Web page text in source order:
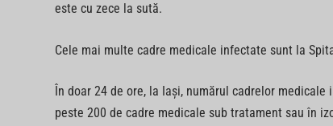
este cu zece la sută.
Cele mai multe cadre medicale infectate sunt la
În doar 24 de ore, la Iaşi, numărul cadrelor
peste 200 de cadre medicale sub tratament sau în